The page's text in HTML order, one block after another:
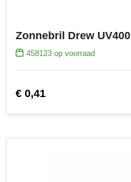
Zonnebril Drew UV400
458123op voorraad
€ 0,41